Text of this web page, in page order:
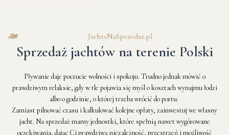
JachtyNaSprzedaz.pl
Sprzedaż jachtów na terenie Polski
Pływanie daje poczucie wolności i spokoju. Trudno jednak mówić o
prawdziwym relaksie, gdy w tle pojawia się myśl o kosztach wynajmu łodzi
albo o godzinie, o której trzeba wrócić do portu.
Zamiast pilnować czasu i kalkulować kolejne opłaty, zainwestuj we własny
jacht. Na sprzedaż mamy jednostki, które spełnią nawet wygórowane
oczekiwania, dając Ci prawdziwą niezależność, przestrzeń i możliwość